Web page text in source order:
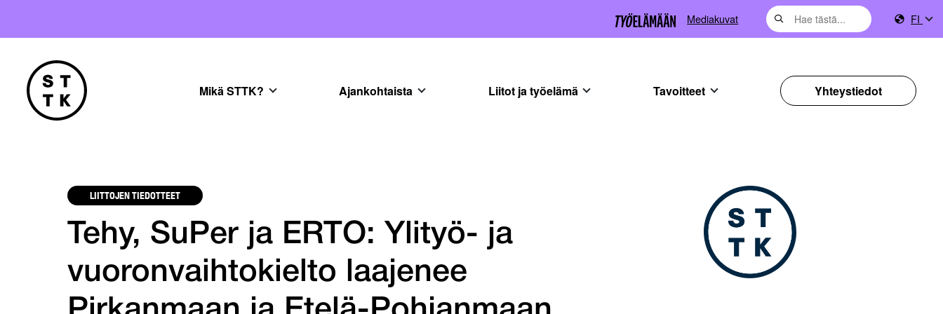
Mediakuvat FI
Mikä STTK? Ajankohtaista Liitot ja työelämä Tavoitteet Yhteystiedot
LIITTOJEN TIEDOTTEET
Tehy, SuPer ja ERTO: Ylityö- ja
vuoronvaihtokielto laajenee